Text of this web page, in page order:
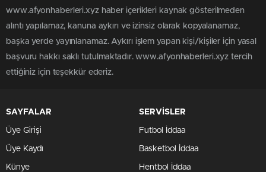
www.afyonhaberleri.xyz haber içerikleri kaynak gösterilmeden
alıntı yapılamaz, kanuna aykırı ve izinsiz olarak kopyalanamaz,
başka yerde yayınlanamaz. Aykırı işlem yapan kişi/kişiler için yasal
başvuru hakkı saklı tutulmaktadır. www.afyonhaberleri.xyz tercih
ettiğiniz için teşekkür ederiz.
SAYFALAR
Üye Girişi
Üye Kaydı
Künye
SERVİSLER
Futbol İddaa
Basketbol İddaa
Hentbol İddaa